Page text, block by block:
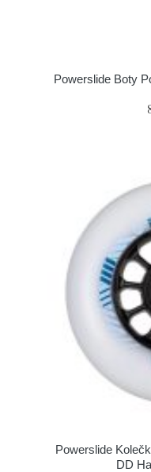
Powerslide Boty
Powerslide
DD